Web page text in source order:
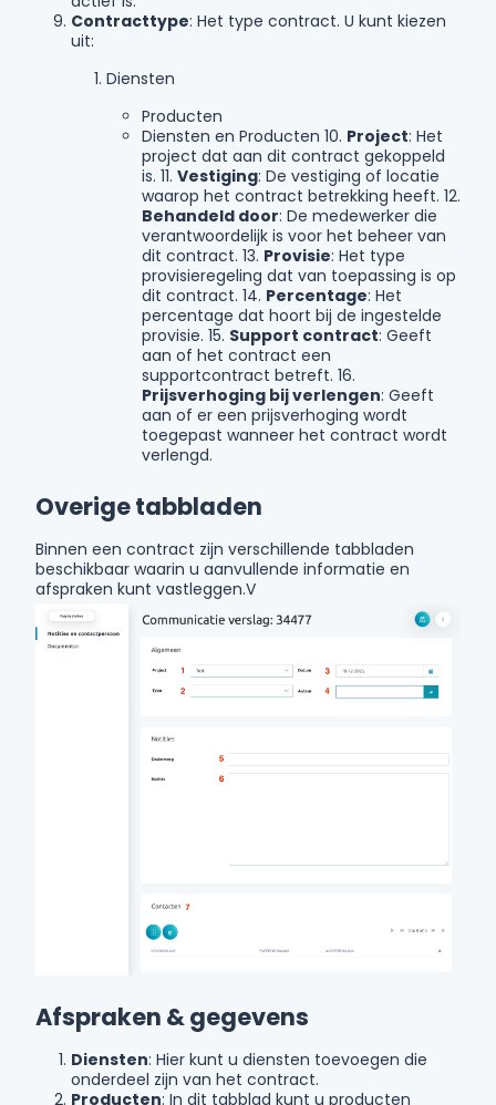
Contracttype: Het type contract. U kunt kiezen
uit:
Diensten
Producten
Diensten en Producten 10. Project: Het
project dat aan dit contract gekoppeld
is. 11. Vestiging: De vestiging of locatie
waarop het contract betrekking heeft. 12.
Behandeld door: De medewerker die
verantwoordelijk is voor het beheer van
dit contract. 13. Provisie: Het type
provisieregeling dat van toepassing is op
dit contract. 14. Percentage: Het
percentage dat hoort bij de ingestelde
provisie. 15. Support contract: Geeft
aan of het contract een
supportcontract betreft. 16.
Prijsverhoging bij verlengen: Geeft
aan of er een prijsverhoging wordt
toegepast wanneer het contract wordt
verlengd.
Overige tabbladen
Binnen een contract zijn verschillende tabbladen
beschikbaar waarin u aanvullende informatie en
afspraken kunt vastleggen.V
Afspraken & gegevens
Diensten: Hier kunt u diensten toevoegen die
onderdeel zijn van het contract.
Producten: In dit tabblad kunt u producten